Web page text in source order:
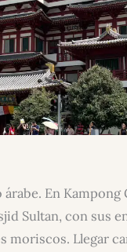
En Kampong
Sultan, con sus
moriscos. Llegar